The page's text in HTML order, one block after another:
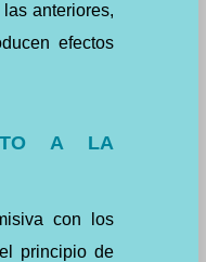
anteriores,
efectos
A LA
con los
principio de